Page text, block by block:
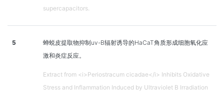
supercapacitors.
5
蝉蜕皮提取物抑制uv-B辐射诱导的HaCaT角质形成细胞氧化应
激和炎症反应。
Extract from <i>Periostracum cicadae</i> Inhibits Oxidative
Stress and Inflammation Induced by Ultraviolet B Irradiation